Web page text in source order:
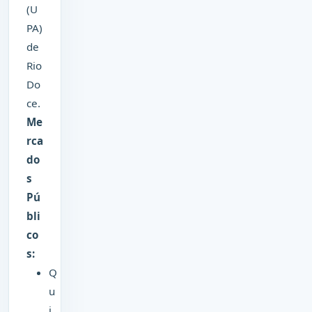
(U
PA)
de
Rio
Do
ce.
Me
rca
do
s
Pú
bli
co
s:
Q
u